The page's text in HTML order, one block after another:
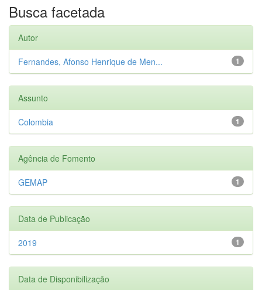
Busca facetada
Autor
1
Fernandes, Afonso Henrique de Men...
Assunto
1
Colombia
Agência de Fomento
1
GEMAP
Data de Publicação
1
2019
Data de Disponibilização